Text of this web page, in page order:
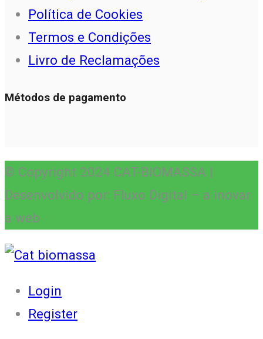
Política de Cookies
Termos e Condições
Livro de Reclamações
Métodos de pagamento
© Copyright 2024 CAT-BIOMASSA |
Desenvolvido por: Fluxo Digital – a inovar
a web
Login
Register